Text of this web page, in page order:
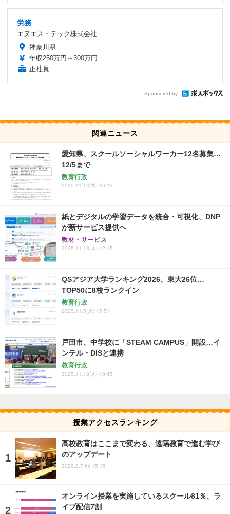
労務
エヌエス・テック株式会社
神奈川県
年収250万円～300万円
正社員
Sponsored by
関連ニュース
愛知県、スクールソーシャルワーカー12名募集…
12/5まで
教育行政
2025.11.13(木) 16:15
紙とデジタルの学習データを統合・可視化、DNP
が新サービス提供へ
教材・サービス
2025.11.13(木) 12:15
QSアジア大学ランキング2026、東大26位…
TOP50に8校ランクイン
教育行政
2025.11.5(水) 15:51
戸田市、中学校に「STEAM CAMPUS」開設…イ
ンテル・DISと連携
教育行政
2025.11.13(木) 10:45
授業アクセスランキング
高校教育はここまで変わる、遠隔教育で進む学び
のアップデート
2026.8.7 Fri 15:15
オンライン授業を実施しているスクール81％、ラ
イブ配信7割